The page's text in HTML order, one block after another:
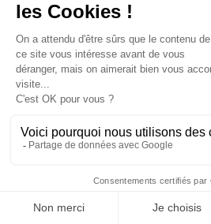
1ère période de
2023-2024
Le Consulat Général de
EN SAVOIR PLUS